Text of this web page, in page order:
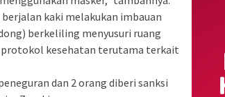
kaki melakukan imbauan
berkeliling menyusuri ruang
protokol kesehatan terutama terkait
dan 2 orang diberi sanksi